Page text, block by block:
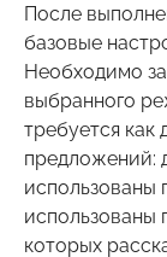
После
базовые
Необходимо
выбранного
требуется как
предложений:
использованы
использованы
которых